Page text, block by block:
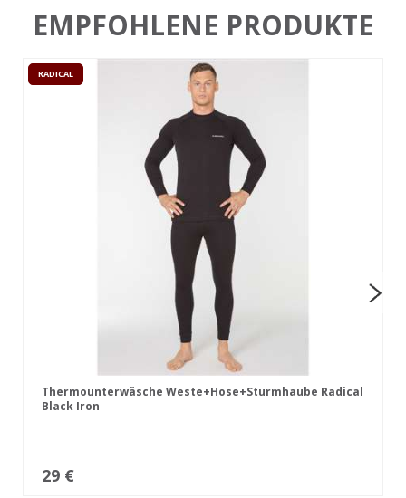
EMPFOHLENE PRODUKTE
RADICAL
Thermounterwäsche Weste+Hose+Sturmhaube Radical
Black Iron
29 €